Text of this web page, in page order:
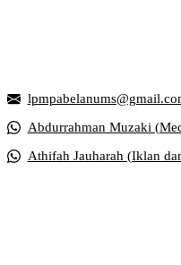
Abdurrahman Muzaki
Athifah Jauharah (Iklan